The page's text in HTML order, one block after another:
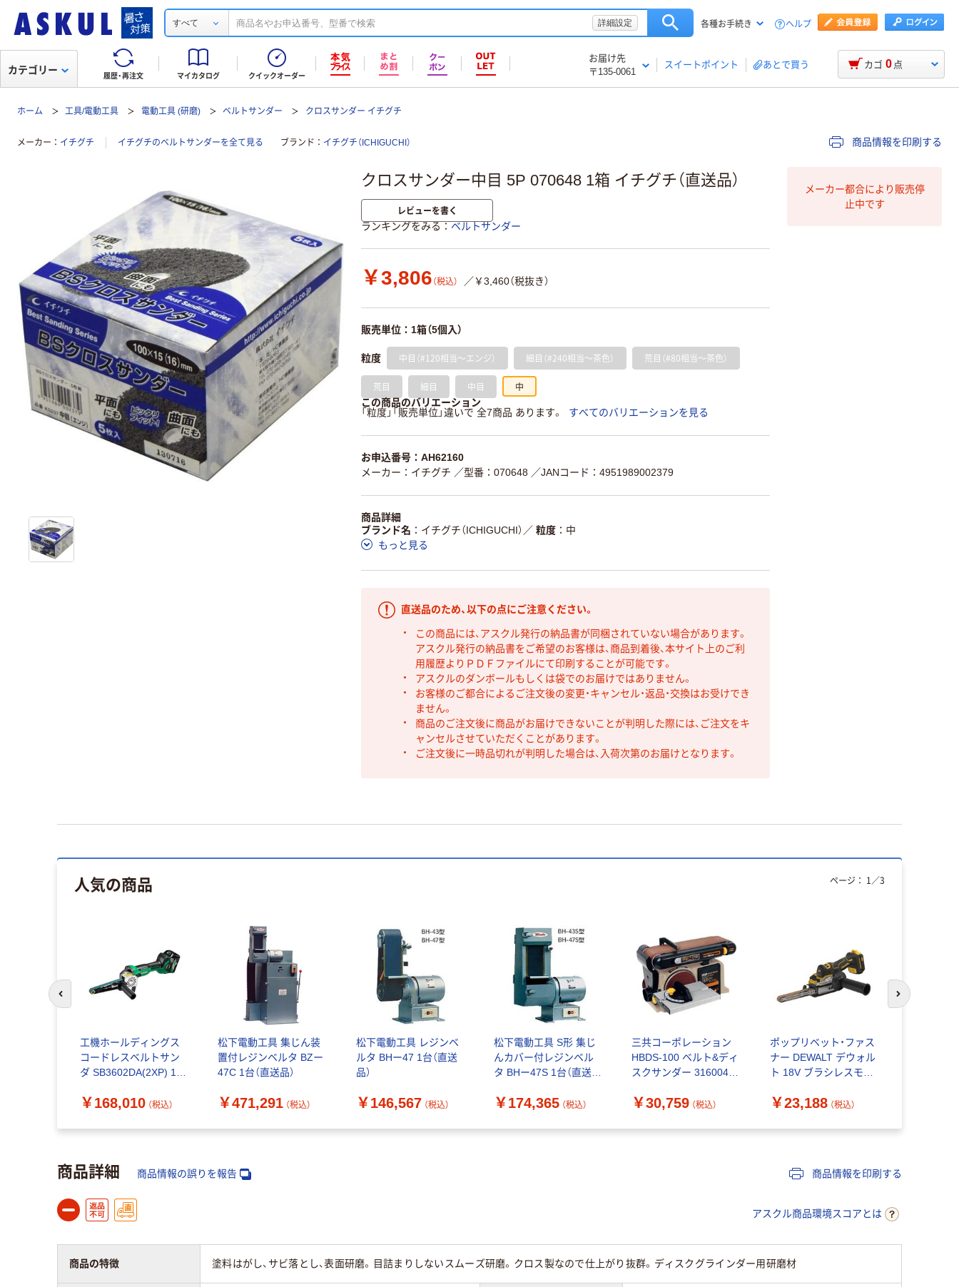
すべて 詳細設定 各種お手続き ヘルプ
履歴・再注文 マイカタログ クイックオーダー
お届け先
〒135-0061
スイートポイント あとで買う
カテゴリー カゴ 0 点
ホーム 工具/電動工具 電動工具 (研磨) ベルトサンダー クロスサンダー イチグチ
メーカー イチグチ イチグチのベルトサンダーを全て見る ブランド イチグチ（ICHIGUCHI） 商品情報を印刷する
クロスサンダー中目 5P 070648 1箱 イチグチ（直送品）
レビューを書く
ランキングをみる ベルトサンダー
￥3,806 （税込） ／￥3,460（税抜き）
販売単位：1箱（5個入）
粒度 中目（#120相当～エンジ） 細目（#240相当～茶色） 荒目（#80相当～茶色）
荒目 細目 中目 中
この商品のバリエーション
「粒度」「販売単位」違いで 全7商品 あります。
すべてのバリエーションを見る
お申込番号：AH62160
メーカー：イチグチ ／型番：070648 ／JANコード：4951989002379
商品詳細
ブランド名
イチグチ（ICHIGUCHI） ／ 粒度
中
もっと見る
直送品のため、以下の点にご注意ください。
この商品には、アスクル発行の納品書が同梱されていない場合があります。
アスクル発行の納品書をご希望のお客様は、商品到着後、本サイト上のご利
用履歴よりＰＤＦファイルにて印刷することが可能です。
アスクルのダンボールもしくは袋でのお届けではありません。
お客様のご都合によるご注文後の変更・キャンセル・返品・交換はお受けでき
ません。
商品のご注文後に商品がお届けできないことが判明した際には、ご注文をキ
ャンセルさせていただくことがあります。
ご注文後に一時品切れが判明した場合は、入荷次第のお届けとなります。
メーカー都合により販売停
止中です
人気の商品
工機ホールディングス
コードレスベルトサン
ダ SB3602DA(2XP) 1台
￥168,010 （税込）
松下電動工具 集じん装
置付レジンベルタ BZー
47C 1台（直送品）
￥471,291 （税込）
松下電動工具 レジンベ
ルタ BHー47 1台（直送
品）
￥146,567 （税込）
松下電動工具 S形 集じ
んカバー付レジンベル
タ BHー47S 1台（直送
￥174,365 （税込）
三共コーポレーション
HBDS-100 ベルト&ディ
スクサンダー 316004
￥30,759 （税込）
ポップリベット・ファス
ナー DEWALT デウォル
ト 18V ブラシレスモー
ー 本体のみ DCM200N
￥23,188 （税込）
ページ： 1 ／3
前のスライドへ 次のスライド
商品詳細 商品情報の誤りを報告 商品情報を印刷する
アスクル商品環境スコアとは
商品の特徴 塗料はがし、サビ落とし、表面研磨。目詰まりしないスムーズ研磨。クロス製なので仕上がり抜群。ディスクグラインダー用研磨材